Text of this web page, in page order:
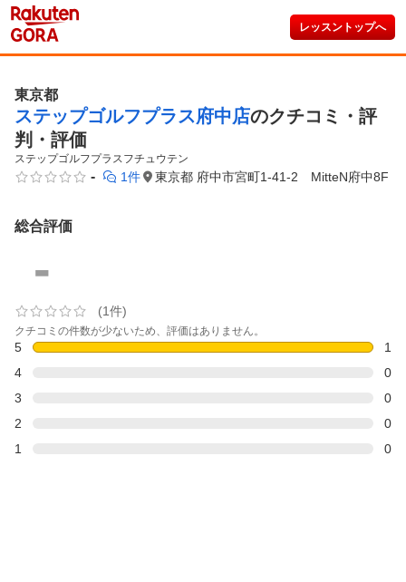
レッスントップへ
東京都
ステップゴルフプラス府中店のクチコミ・評
判・評価
ステップゴルフプラスフチュウテン
- 1件 東京都 府中市宮町1-41-2 MitteN府中8F
総合評価
-
(1件)
クチコミの件数が少ないため、評価はありません。
5
1
4
0
3
0
2
0
1
0